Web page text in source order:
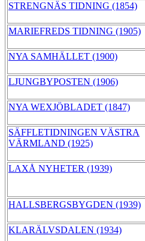
STRENGNÄS TIDNING (1854)
MARIEFREDS TIDNING (1905)
NYA SAMHÄLLET (1900)
LJUNGBYPOSTEN (1906)
NYA WEXJÖBLADET (1847)
SÄFFLETIDNINGEN VÄSTRA
VÄRMLAND (1925)
LAXÅ NYHETER (1939)
HALLSBERGSBYGDEN (1939)
KLARÄLVSDALEN (1934)